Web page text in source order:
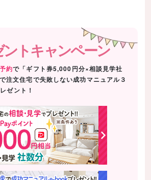
トキャンペーン
約で「ギフト券5,000円分×相談見学社
で注文住宅で失敗しない成功マニュアル３
ゼント！